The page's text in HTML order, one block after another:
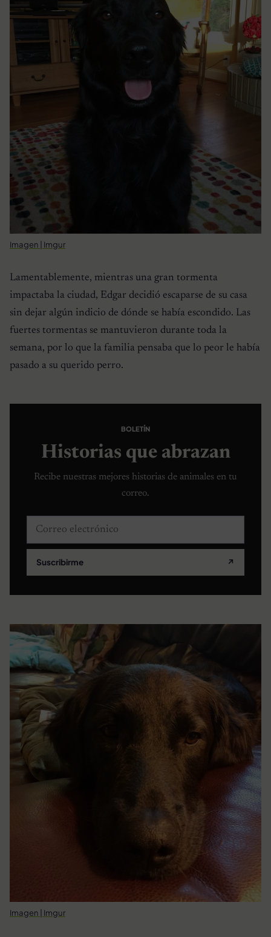
Imagen | Imgur
Lamentablemente, mientras una gran tormenta
impactaba la ciudad, Edgar decidió escaparse de su casa
sin dejar algún indicio de dónde se había escondido. Las
fuertes tormentas se mantuvieron durante toda la
semana, por lo que la familia pensaba que lo peor le había
pasado a su querido perro.
BOLETÍN
Historias que abrazan
Recibe nuestras mejores historias de animales en tu
correo.
Correo electrónico
Suscribirme ↗
Imagen | Imgur